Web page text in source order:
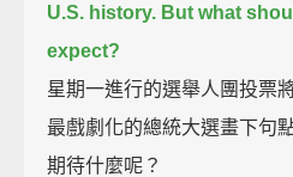
U.S. history. But what
expect?
星期一進行的選舉人團投票
最戲劇化的總統大選畫下句
期待什麼呢？